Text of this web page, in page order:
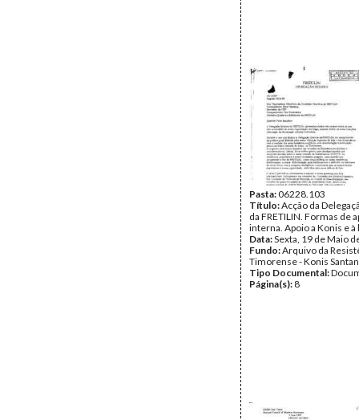
Pasta:06228.103
Título:Acção da
da FRETILIN. Formas de
interna. Apoio a Konis e
Data:Sexta, 19 de Maio
Fundo:Arquivo da
Timorense - Konis
Tipo Documental:
Página(s): 8